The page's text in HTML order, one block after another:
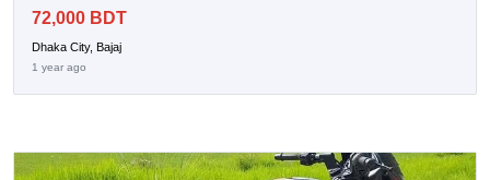
72,000 BDT
Dhaka City, Bajaj
1 year ago